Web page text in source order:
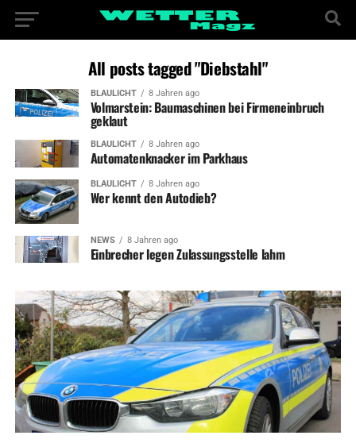
All posts tagged "Diebstahl"
BLAULICHT 8 Jahren ago
Volmarstein: Baumaschinen bei Firmeneinbruch
geklaut
BLAULICHT 8 Jahren ago
Automatenknacker im Parkhaus
BLAULICHT 8 Jahren ago
Wer kennt den Autodieb?
NEWS 8 Jahren ago
Einbrecher legen Zulassungsstelle lahm